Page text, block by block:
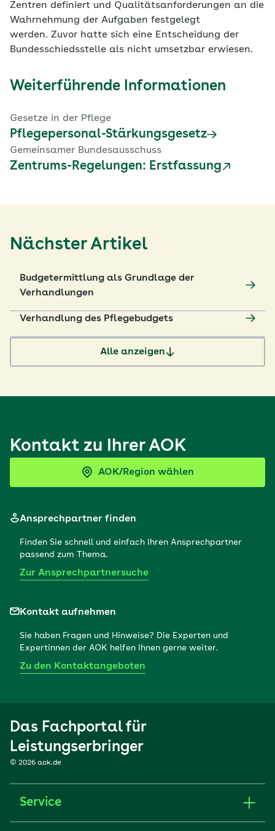
Zentren definiert und Qualitätsanforderungen an die
Wahrnehmung der Aufgaben festgelegt
werden. Zuvor hatte sich eine Entscheidung der
Bundesschiedsstelle als nicht umsetzbar erwiesen.
Weiterführende Informationen
Gesetze in der Pflege
Pflegepersonal-Stärkungsgesetz
Gemeinsamer Bundesausschuss
Zentrums-Regelungen: Erstfassung
Nächster Artikel
Budgetermittlung als Grundlage der
Verhandlungen
Verhandlung des Pflegebudgets
Alle anzeigen
Kontakt zu Ihrer AOK
AOK/Region wählen
Ansprechpartner finden
Finden Sie schnell und einfach Ihren Ansprechpartner
passend zum Thema.
Zur Ansprechpartnersuche
Kontakt aufnehmen
Sie haben Fragen und Hinweise? Die Experten und
Expertinnen der AOK helfen Ihnen gerne weiter.
Zu den Kontaktangeboten
Das Fachportal für
Leistungserbringer
© 2026 aok.de
Service